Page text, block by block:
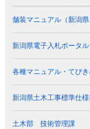
舗装マニュアル（新潟
新潟県電子入札ポータ
各種マニュアル・てび
新潟県土木工事標準仕
土木部 技術管理課